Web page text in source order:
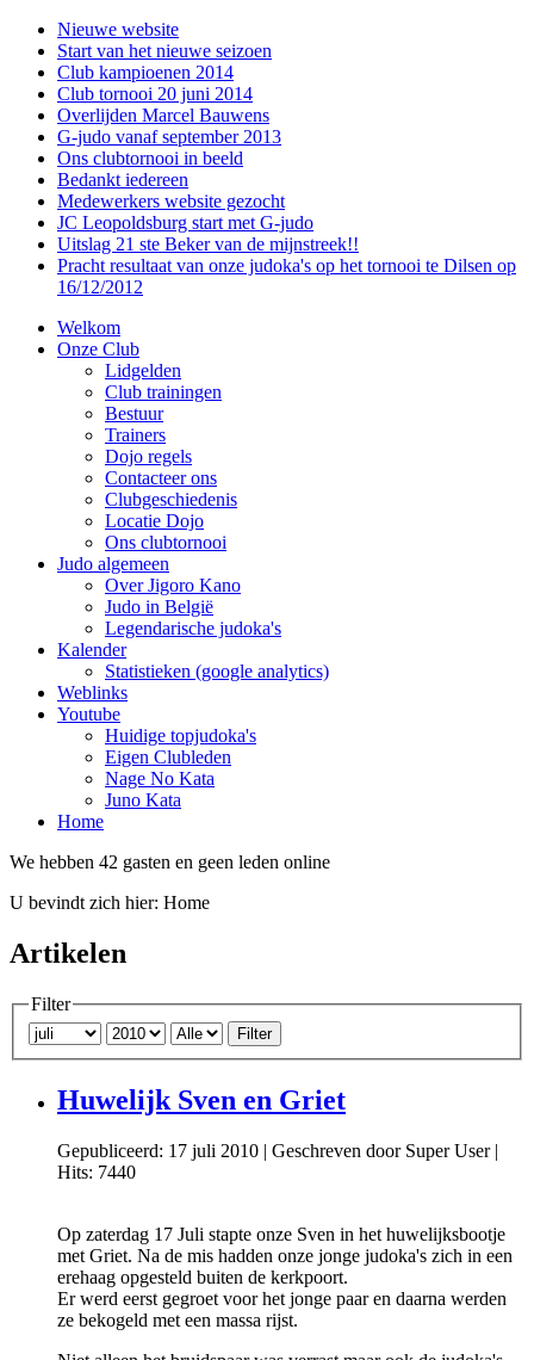
Nieuwe website
Start van het nieuwe seizoen
Club kampioenen 2014
Club tornooi 20 juni 2014
Overlijden Marcel Bauwens
G-judo vanaf september 2013
Ons clubtornooi in beeld
Bedankt iedereen
Medewerkers website gezocht
JC Leopoldsburg start met G-judo
Uitslag 21 ste Beker van de mijnstreek!!
Pracht resultaat van onze judoka's op het tornooi te Dilsen op
16/12/2012
Welkom
Onze Club
Lidgelden
Club trainingen
Bestuur
Trainers
Dojo regels
Contacteer ons
Clubgeschiedenis
Locatie Dojo
Ons clubtornooi
Judo algemeen
Over Jigoro Kano
Judo in België
Legendarische judoka's
Kalender
Statistieken (google analytics)
Weblinks
Youtube
Huidige topjudoka's
Eigen Clubleden
Nage No Kata
Juno Kata
Home
We hebben 42 gasten en geen leden online
U bevindt zich hier: Home
Artikelen
Filter
Filter
Huwelijk Sven en Griet
Gepubliceerd: 17 juli 2010 | Geschreven door Super User|
Hits: 7440
Op zaterdag 17 Juli stapte onze Sven in het huwelijksbootje
met Griet. Na de mis hadden onze jonge judoka's zich in een
erehaag opgesteld buiten de kerkpoort.
Er werd eerst gegroet voor het jonge paar en daarna werden
ze bekogeld met een massa rijst.